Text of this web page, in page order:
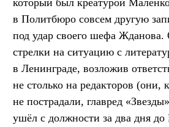
в Политбюро совсем другую
под удар своего шефа Жданова.
стрелки на ситуацию с
в Ленинграде, возложив
не столько на редакторов (они,
не пострадали, главред
ушёл с должности за два дня до